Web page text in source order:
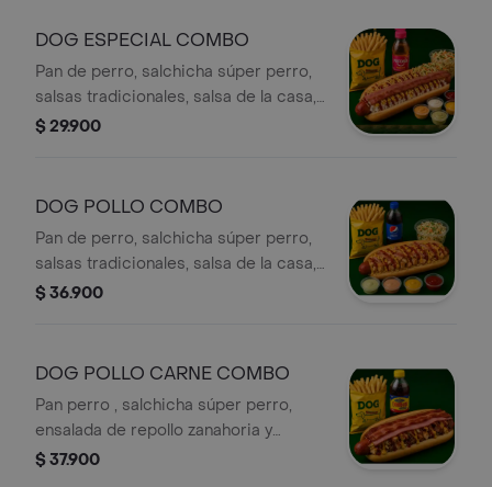
de repollo zanahoria y cilantro papitas
DOG ESPECIAL COMBO
Pan de perro, salchicha súper perro,
salsas tradicionales, salsa de la casa,
ensalada de repollo zanahoria y
chips, y gaseosa de 250ML
$ 29.900
DOG POLLO COMBO
Pan de perro, salchicha súper perro,
salsas tradicionales, salsa de la casa,
ensalada de repollo zanahoria y
JAMON , TOCINETA , PAPITAS CHIPS,
$ 36.900
DOG POLLO CARNE COMBO
Pan perro , salchicha súper perro,
ensalada de repollo zanahoria y
cilantro, salsas tradicionales, salsa de
$ 37.900